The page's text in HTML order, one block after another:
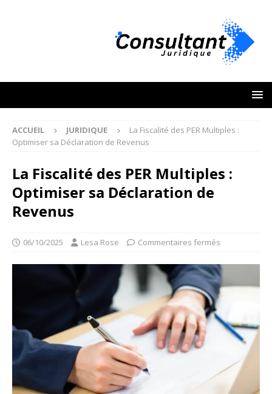
ACCUEIL JURIDIQUE
La Fiscalité des PER Multiples :
Optimiser sa Déclaration de Revenus
La Fiscalité des PER Multiples :
Optimiser sa Déclaration de
Revenus
06/10/2025 Lesa Rose Commentaires fermés